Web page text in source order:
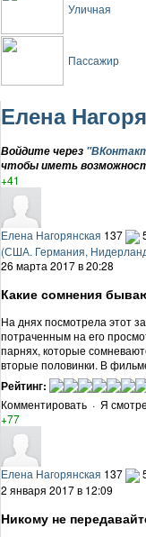
Уличная
Пассажир
Елена
Войдите через
чтобы иметь
+41
Елена Нагорянская 137
(США. Германия,
26 марта 2017 в 20:28
Какие сомнения
На днях посмотрела этот
потраченным на его
парнях, которые
вторые половинки. В
Рейтинг:
Комментировать · Я
+77
Елена Нагорянская 137
2 января 2017 в 12:09
Никому не